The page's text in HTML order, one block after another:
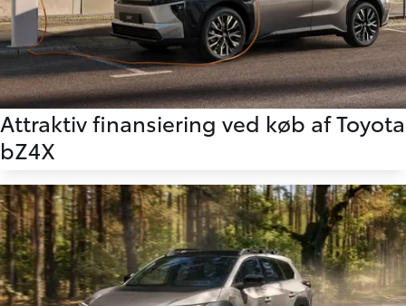
Attraktiv finansiering ved køb af Toyota
bZ4X